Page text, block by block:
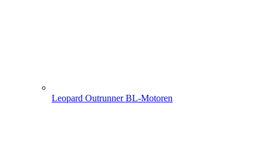
Leopard Outrunner BL-Motoren